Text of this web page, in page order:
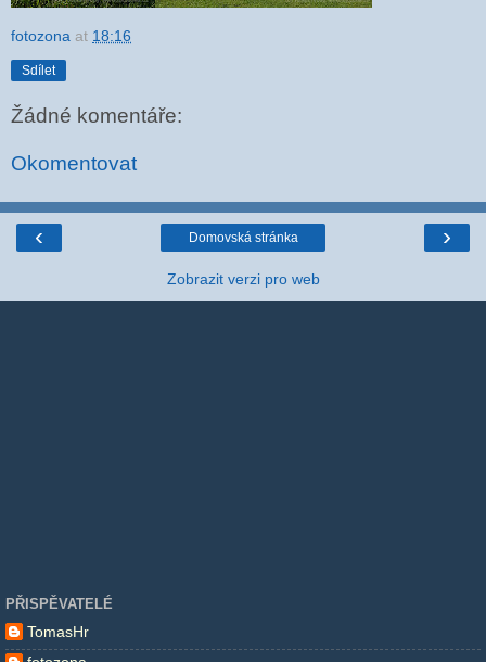
fotozona at 18:16
Sdílet
Žádné komentáře:
Okomentovat
‹ ›
Domovská stránka
Zobrazit verzi pro web
PŘISPĚVATELÉ
TomasHr